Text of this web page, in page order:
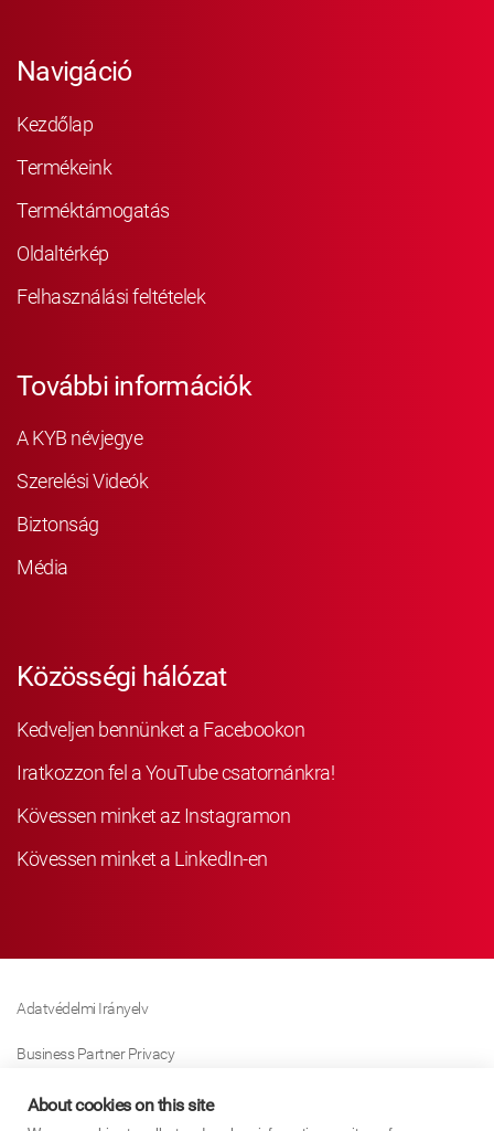
Navigáció
Kezdőlap
Termékeink
Terméktámogatás
Oldaltérkép
Felhasználási feltételek
További információk
A KYB névjegye
Szerelési Videók
Biztonság
Média
Közösségi hálózat
Kedveljen bennünket a Facebookon
Iratkozzon fel a YouTube csatornánkra!
Kövessen minket az Instagramon
Kövessen minket a LinkedIn-en
Adatvédelmi Irányelv
Business Partner Privacy
Sütikre Vonatkozó Irányelv
About cookies on this site